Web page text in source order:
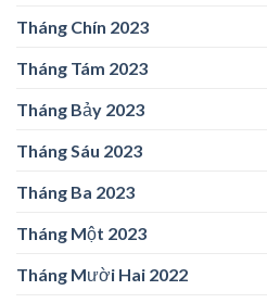
Tháng Chín 2023
Tháng Tám 2023
Tháng Bảy 2023
Tháng Sáu 2023
Tháng Ba 2023
Tháng Một 2023
Tháng Mười Hai 2022